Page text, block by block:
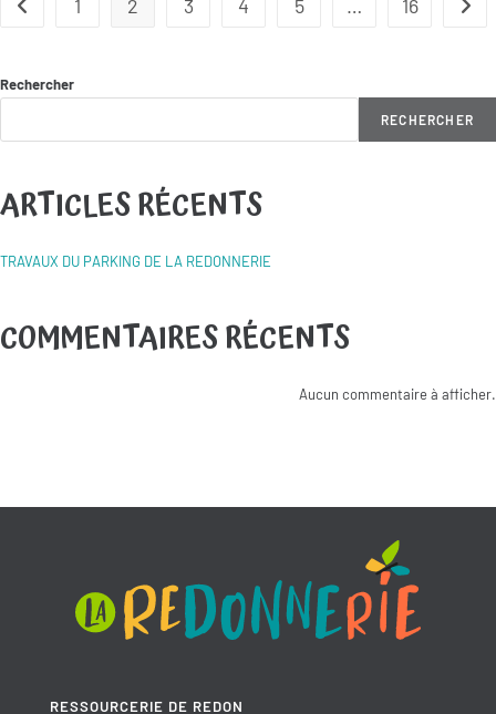
Go to the previous page
1 2 3 4 5 … 16 Aller
Rechercher
RECHERCHER
ARTICLES RÉCENTS
TRAVAUX DU PARKING DE LA REDONNERIE
COMMENTAIRES RÉCENTS
Aucun commentaire à afficher.
RESSOURCERIE DE REDON